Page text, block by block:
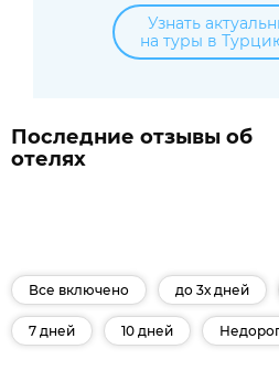
Узнать
на туры в
Последние отзывы об
отелях
Все включено до 3х дней
7 дней 10 дней